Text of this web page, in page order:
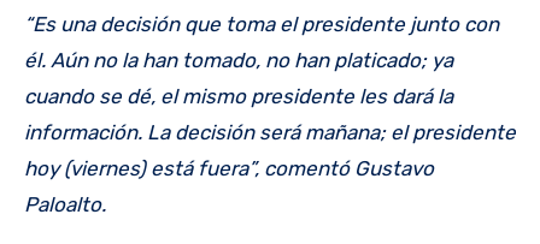
“Es una decisión que toma el presidente junto con
él. Aún no la han tomado, no han platicado; ya
cuando se dé, el mismo presidente les dará la
información. La decisión será mañana; el presidente
hoy (viernes) está fuera”, comentó Gustavo
Paloalto.